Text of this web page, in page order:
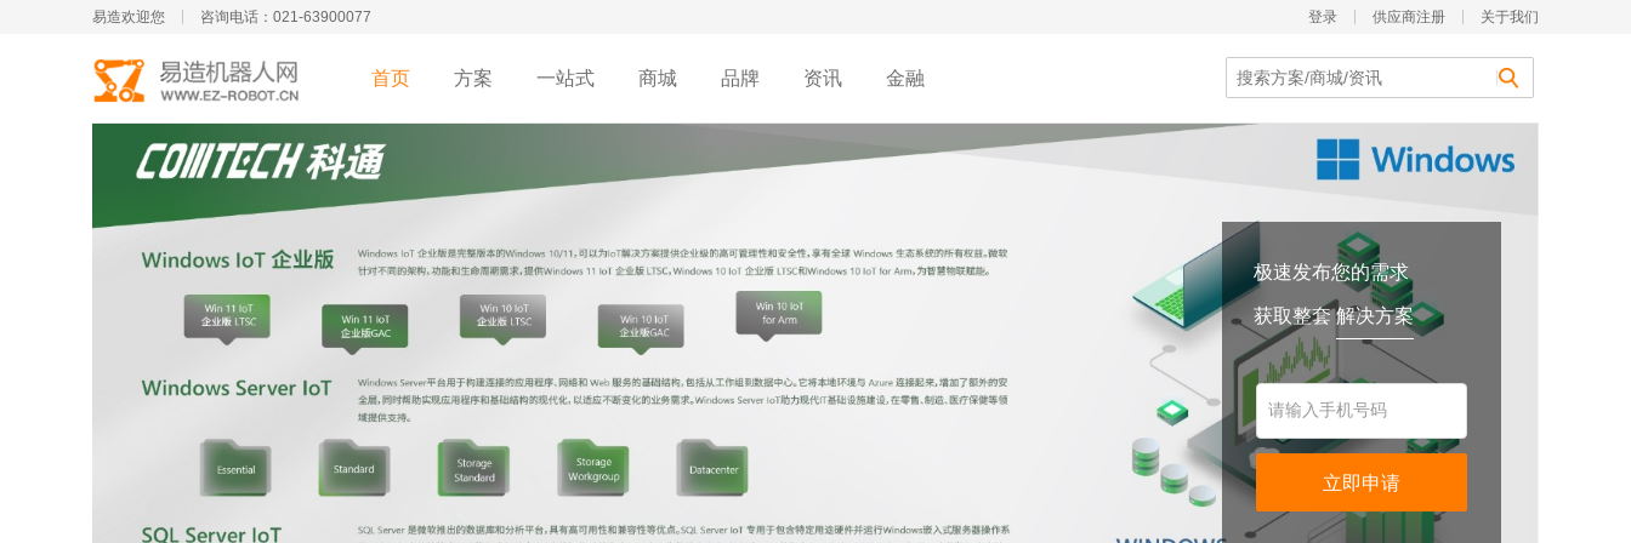
易造欢迎您 咨询电话：021-63900077 关于我们
供应商注册
登录
首页 方案 一站式 商城 品牌 资讯 金融
极速发布您的需求
获取整套解决方案
请输入手机号码
立即申请